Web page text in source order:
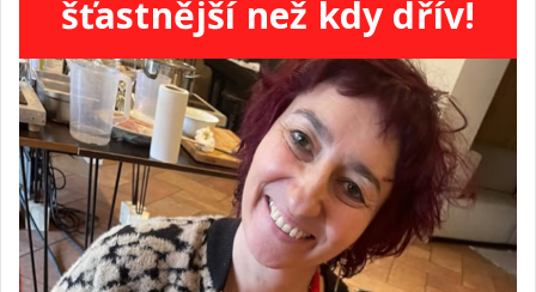
šťastnější než kdy dřív!